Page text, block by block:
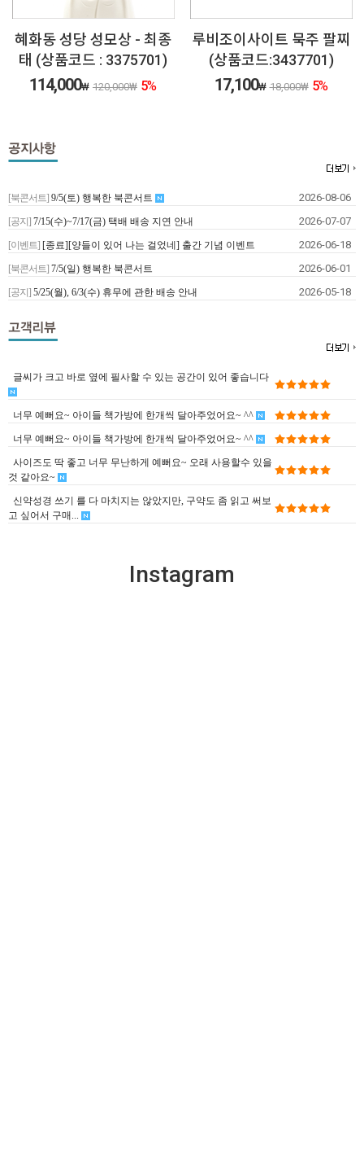
혜화동 성당 성모상 - 최종
태 (상품코드 : 3375701)
114,000₩ 120,000₩ 5%
루비조이사이트 묵주 팔찌
(상품코드:3437701)
17,100₩ 18,000₩ 5%
[북콘서트] 9/5(토) 행복한 북콘서트 2026-08-06
[공지] 7/15(수)~7/17(금) 택배 배송 지연 안내 2026-07-07
[이벤트] [종료][양들이 있어 나는 걸었네] 출간 기념 이벤트 2026-06-18
[북콘서트] 7/5(일) 행복한 북콘서트 2026-06-01
[공지] 5/25(월), 6/3(수) 휴무에 관한 배송 안내 2026-05-18
글씨가 크고 바로 옆에 필사할 수 있는 공간이 있어 좋습니다
너무 예뻐요~ 아이들 책가방에 한개씩 달아주었어요~ ^^
너무 예뻐요~ 아이들 책가방에 한개씩 달아주었어요~ ^^
사이즈도 딱 좋고 너무 무난하게 예뻐요~ 오래 사용할수 있을
것 같아요~
신약성경 쓰기 를 다 마치지는 않았지만, 구약도 좀 읽고 써보
고 싶어서 구매...
Instagram